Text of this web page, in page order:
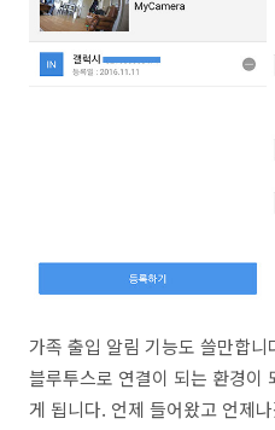
가족 출입 알림 기능도 쓸만합
블루투스로 연결이 되는 환경이
게 됩니다. 언제 들어왔고 언제